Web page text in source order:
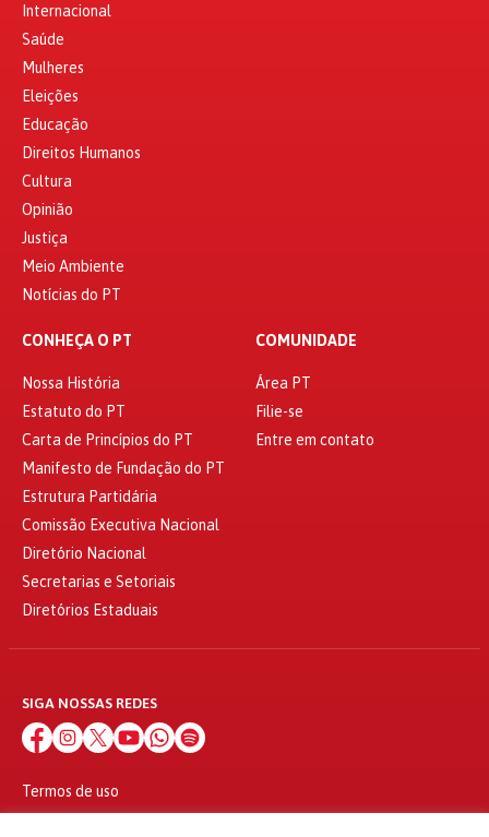
Internacional
Saúde
Mulheres
Eleições
Educação
Direitos Humanos
Cultura
Opinião
Justiça
Meio Ambiente
Notícias do PT
CONHEÇA O PT
Nossa História
Estatuto do PT
Carta de Princípios do PT
Manifesto de Fundação do PT
Estrutura Partidária
Comissão Executiva Nacional
Diretório Nacional
Secretarias e Setoriais
Diretórios Estaduais
COMUNIDADE
Área PT
Filie-se
Entre em contato
SIGA NOSSAS REDES
Termos de uso